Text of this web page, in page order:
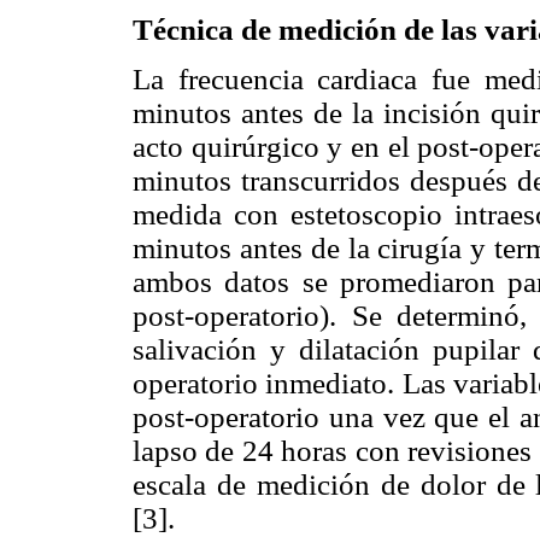
Técnica de medición de las
La frecuencia cardiaca fue
minutos antes de la incisión
acto quirúrgico y en el post-
minutos transcurridos después
medida con estetoscopio
minutos antes de la cirugía y
ambos datos se promediaron
post-operatorio). Se
salivación y dilatación pupilar
operatorio inmediato. Las
post-operatorio una vez que el
lapso de 24 horas con
escala de medición de dolor
[3].